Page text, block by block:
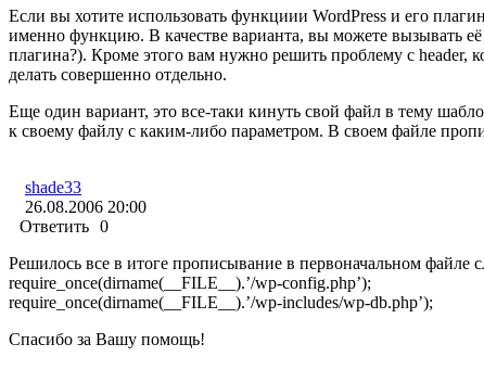
Если вы хотите использовать функциии WordPress и его
именно функцию. В качестве варианта, вы можете вызывать
плагина?). Кроме этого вам нужно решить проблему с header,
делать совершенно отдельно.
Еще один вариант, это все-таки кинуть свой файл в тему
к своему файлу с каким-либо параметром. В своем файле
shade33
26.08.2006 20:00
Ответить 0
Решилось все в итоге прописывание в первоначальном файле
require_once(dirname(__FILE__).’/wp-config.php’);
require_once(dirname(__FILE__).’/wp-includes/wp-db.php’);
Спасибо за Вашу помощь!